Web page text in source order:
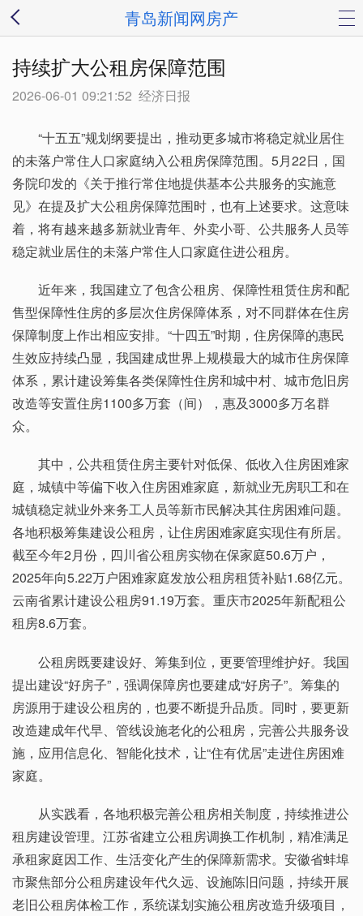
青岛新闻网房产
持续扩大公租房保障范围
2026-06-01 09:21:52 经济日报
“十五五”规划纲要提出，推动更多城市将稳定就业居住
的未落户常住人口家庭纳入公租房保障范围。5月22日，国
务院印发的《关于推行常住地提供基本公共服务的实施意
见》在提及扩大公租房保障范围时，也有上述要求。这意味
着，将有越来越多新就业青年、外卖小哥、公共服务人员等
稳定就业居住的未落户常住人口家庭住进公租房。
近年来，我国建立了包含公租房、保障性租赁住房和配
售型保障性住房的多层次住房保障体系，对不同群体在住房
保障制度上作出相应安排。“十四五”时期，住房保障的惠民
生效应持续凸显，我国建成世界上规模最大的城市住房保障
体系，累计建设筹集各类保障性住房和城中村、城市危旧房
改造等安置住房1100多万套（间），惠及3000多万名群
众。
其中，公共租赁住房主要针对低保、低收入住房困难家
庭，城镇中等偏下收入住房困难家庭，新就业无房职工和在
城镇稳定就业外来务工人员等新市民解决其住房困难问题。
各地积极筹集建设公租房，让住房困难家庭实现住有所居。
截至今年2月份，四川省公租房实物在保家庭50.6万户，
2025年向5.22万户困难家庭发放公租房租赁补贴1.68亿元。
云南省累计建设公租房91.19万套。重庆市2025年新配租公
租房8.6万套。
公租房既要建设好、筹集到位，更要管理维护好。我国
提出建设“好房子”，强调保障房也要建成“好房子”。筹集的
房源用于建设公租房的，也要不断提升品质。同时，要更新
改造建成年代早、管线设施老化的公租房，完善公共服务设
施，应用信息化、智能化技术，让“住有优居”走进住房困难
家庭。
从实践看，各地积极完善公租房相关制度，持续推进公
租房建设管理。江苏省建立公租房调换工作机制，精准满足
承租家庭因工作、生活变化产生的保障新需求。安徽省蚌埠
市聚焦部分公租房建设年代久远、设施陈旧问题，持续开展
老旧公租房体检工作，系统谋划实施公租房改造升级项目，